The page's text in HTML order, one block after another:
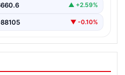
▲ +2.59%
▼ -0.10%